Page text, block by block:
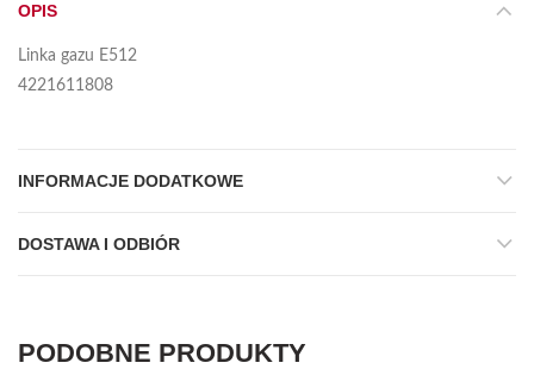
OPIS
Linka gazu E512
4221611808
INFORMACJE DODATKOWE
DOSTAWA I ODBIÓR
PODOBNE PRODUKTY